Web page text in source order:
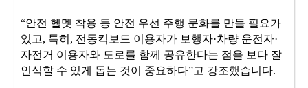
“안전 헬멧 착용 등 안전 우선 주행 문화를 만들 필요가
있고, 특히, 전동킥보드 이용자가 보행자·차량 운전자·
자전거 이용자와 도로를 함께 공유한다는 점을 보다 잘
인식할 수 있게 돕는 것이 중요하다”고 강조했습니다.